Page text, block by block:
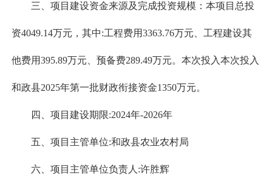
三、项目建设资金来源及完成投资规模：本项目总投
资4049.14万元，其中:工程费用3363.76万元、工程建设其
他费用395.89万元、预备费289.49万元。本次投入本次投入
和政县2025年第一批财政衔接资金1350万元。
四、项目建设期限:2024年-2026年
五、项目主管单位:和政县农业农村局
六、项目主管单位负责人:许胜辉